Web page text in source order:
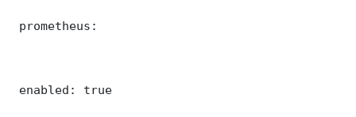
prometheus:
enabled: true